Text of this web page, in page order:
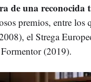
de una reconocida
premios, entre los
el Strega
(2019).